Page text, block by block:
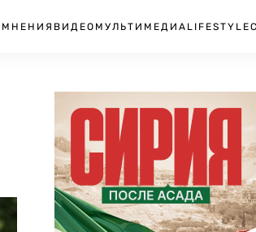
МНЕНИЯ ВИДЕО МУЛЬТИМЕДИА LIFESTYLE